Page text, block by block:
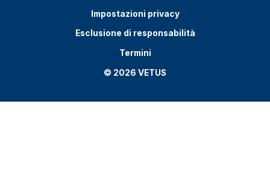
Impostazioni privacy
Esclusione di responsabilità
Termini
© 2026 VETUS